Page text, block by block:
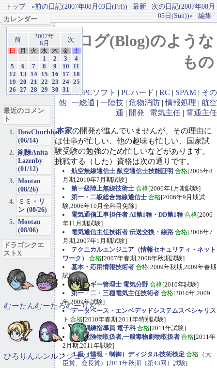
トップ «前の日記(2007年08月03日(Fri)) 最新
次の日記(2007年08月
05日(Sun))»
編集
ブログ(Blog)のような
もの
GBA|PCソフト | PCハード | RC | SPAM | その
他 | 一総通 | 一陸技 | 危物消防 |情報処理 | 航空
通 | 開発 | 電気主任 | 電通主任
本家の開発が進んでいませんが、その理由に
は仕事が忙しい、他の趣味も忙しい、国家試
験受験の勉強のため忙しいなどがあります。
挑戦する（した）資格は次の通りです。
航空無線通信士,航空通信士技能証明 合格[2005年8
月期,2010年7月期試験]
第一級陸上無線技術士 合格[2006年1月期試験]
第一・二級総合無線通信士 合格[2006年9月期試
験,2006年10月全科目免除]
電気通信工事担任者 AI第1種・DD第1種 合格[2006
年11月期試験]
電気通信主任技術者 伝送交換・線路 合格[2006年7
月期,2007年1月期試験]
テクニカルエンジニア（情報セキュリティ・ネット
ワーク）
合格[2007年春期,2008年秋期試験]
基本・応用情報技術者 合格[2009年秋期,2009年春期
試験]
エネルギー管理士 電気分野 合格[2010年試験]
第一・二 ・ 三種電気主任技術者 合格[2010年,2009
年,2009年試験]
データベース ・ エンベデッドシステムスペシャリス
ト 合格[2010年春期,2011年特別試験]
職業訓練指導員 電子科 合格[2011年試験]
甲種危険物取扱者,一般毒物劇物取扱者 合格[2011年
2月期,2011年試験]
１級（情報・制御）ディジタル技術検定 合格 （ 大
臣賞、会長賞）[2011年秋期（第43回）試験]
カレンダー
前
2007年
8月
次
日
月 火 水 木 金
土
1
2 3
4
5
6 7 8 9 10
11
12
13 14 15 16 17
18
19
20 21 22 23 24 25
26
27 28 29 30 31
最近のコメン
ト
DawChurbhab
(06/14)
削除Anita
Lazenby
(01/12)
Mootan
(08/26)
ミミ・リ
ン (08/26)
Mootan
(08/06)
ドラゴンクエ
ストX
むーたんむーたろむーりん
ひろりんルンルンジュジュ